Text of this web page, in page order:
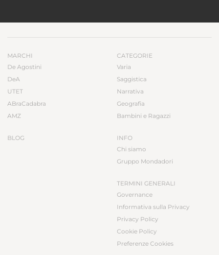
MARCHI
De Agostini
DeA
UTET
ABraCadabra
AMZ
BLOG
CATEGORIE
Varia
Saggistica
Narrativa
Geografia
Bambini e Ragazzi
INFO
Chi siamo
Gruppo Mondadori
TERMINI GENERALI
Governance
Informativa sulla Privacy
Privacy Policy
Cookie Policy
Preferenze Cookies